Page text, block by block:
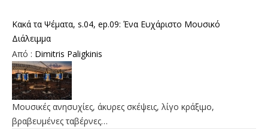
Κακά τα Ψέματα, s.04, ep.09: Ένα Ευχάριστο Μουσικό
Διάλειμμα
Από : Dimitris Paligkinis
Μουσικές ανησυχίες, άκυρες σκέψεις, λίγο κράξιμο,
βραβευμένες ταβέρνες…